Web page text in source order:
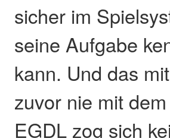
sicher im
seine Aufgabe
kann. Und das
zuvor nie mit
EGDL zog sich